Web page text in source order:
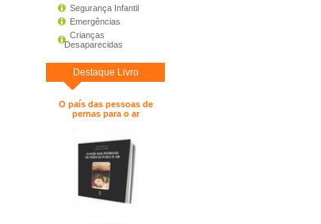
Segurança Infantil
Emergências
Crianças
Desaparecidas
Destaque Livro
O país das pessoas de
pernas para o ar